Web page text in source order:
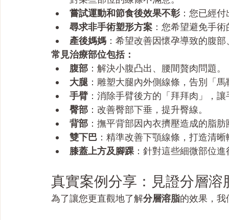
嘗試運動和節食後效果不彰：您已經付
尋求非手術塑形方案 ：您希望避免手
產後媽媽 ：希望改善因懷孕導致的腹
常見治療部位包括：
腹部 ：解決小腹凸出、腰間贅肉問題。
大腿 ：雕塑大腿內外側線條，告別「
手臂 ：消除手臂後方的「拜拜肉」，
臀部 ：改善臀部下垂，提升臀線。
背部 ：撫平背部因內衣擠壓造成的脂肪
雙下巴 ：精準改善下顎線條，打造清晰
膝蓋上方及腳踝：針對這些細微部位進
真實案例分享：見證分層溶
為了讓您更直觀地了解分層溶脂的效果，